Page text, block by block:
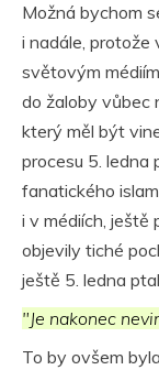
Možná bychom
i nadále, protože
světovým
do žaloby vůbec
který měl být
procesu 5. ledna
fanatického
i v médiích, ještě
objevily tiché
ještě 5. ledna
"Je nakonec
To by ovšem